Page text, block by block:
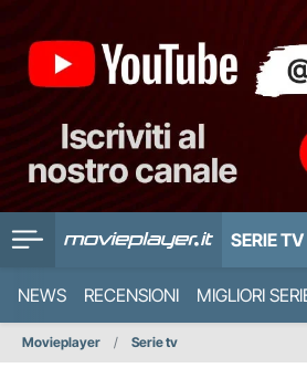
SERIE TV
NEWS RECENSIONI MIGLIORI
Movieplayer Serie tv